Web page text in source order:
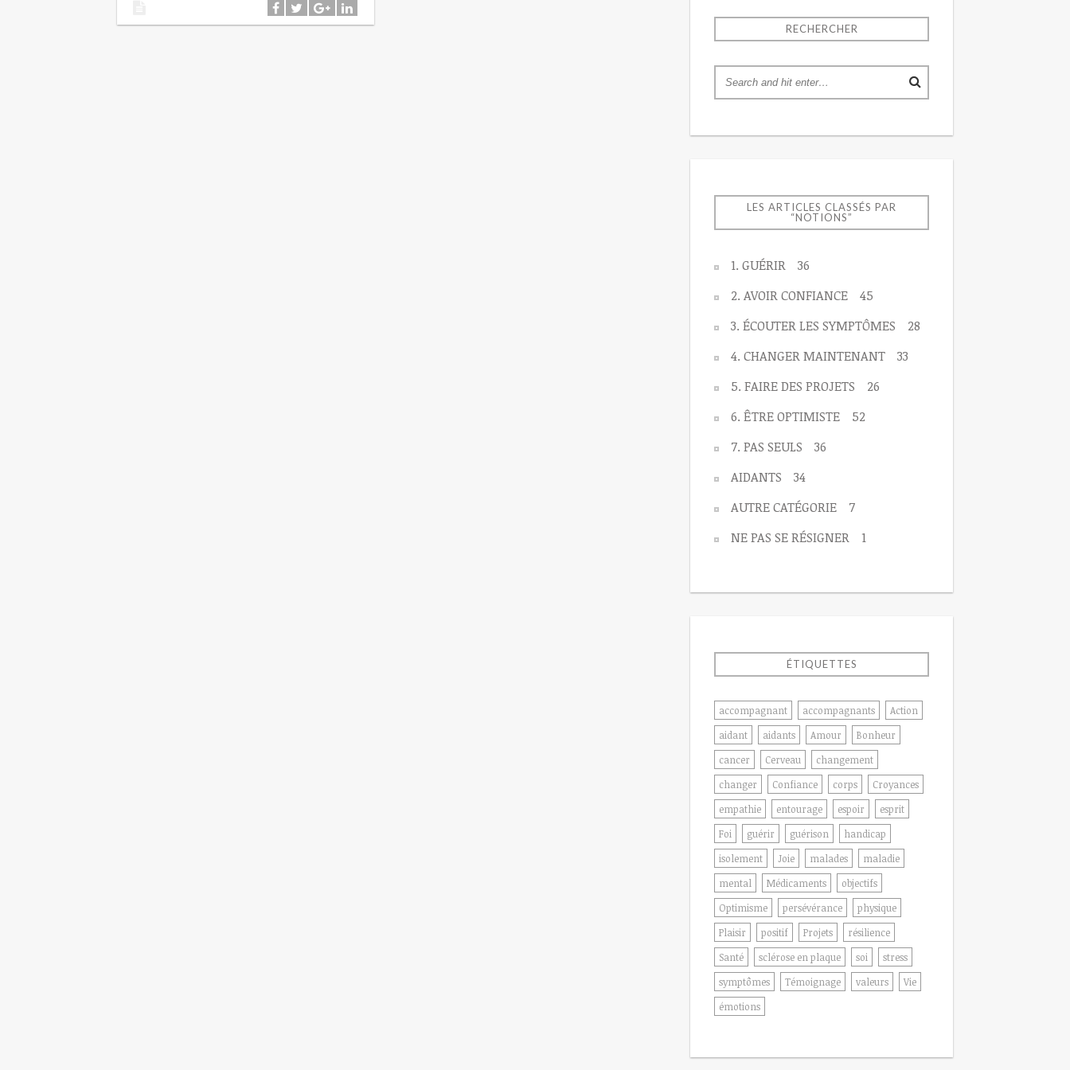
RECHERCHER
LES ARTICLES CLASSÉS PAR
“NOTIONS”
1. GUÉRIR
36
2. AVOIR CONFIANCE
45
3. ÉCOUTER LES SYMPTÔMES
28
4. CHANGER MAINTENANT
33
5. FAIRE DES PROJETS
26
6. ÊTRE OPTIMISTE
52
7. PAS SEULS
36
AIDANTS
34
AUTRE CATÉGORIE
7
NE PAS SE RÉSIGNER
1
ÉTIQUETTES
accompagnant accompagnants
Action
aidant
aidants Amour
Bonheur
cancer
Cerveau
changement
changer
Confiance corps
Croyances
empathie
entourage espoir
esprit
Foi
guérir guérison
handicap
isolement
Joie malades
maladie
mental
Médicaments
objectifs
Optimisme
persévérance
physique
Plaisir
positif Projets
résilience
Santé
sclérose en plaque soi
stress
symptômes
Témoignage valeurs
Vie
émotions